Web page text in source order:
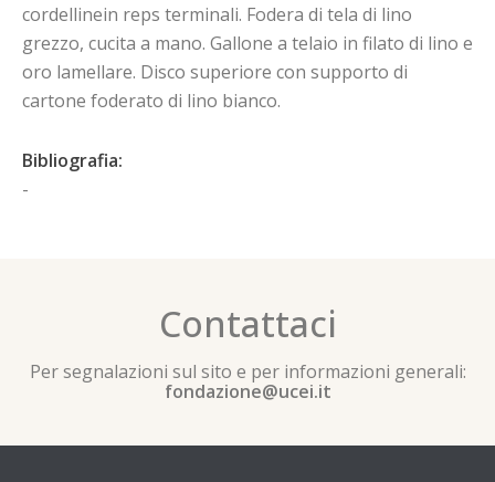
cordellinein reps terminali. Fodera di tela di lino
grezzo, cucita a mano. Gallone a telaio in filato di lino e
oro lamellare. Disco superiore con supporto di
cartone foderato di lino bianco.
Bibliografia:
-
Contattaci
Per segnalazioni sul sito e per informazioni generali:
fondazione@ucei.it